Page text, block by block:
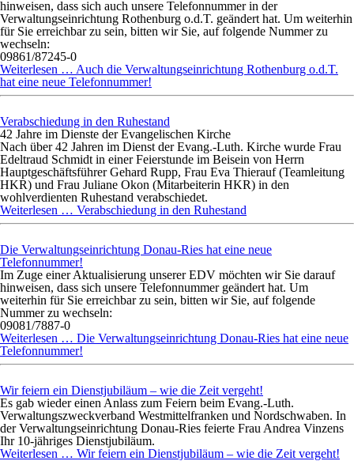
hinweisen, dass sich auch unsere Telefonnummer in der
Verwaltungseinrichtung Rothenburg o.d.T. geändert hat. Um weiterhin
für Sie erreichbar zu sein, bitten wir Sie, auf folgende Nummer zu
wechseln:
09861/87245-0
Weiterlesen … Auch die Verwaltungseinrichtung Rothenburg o.d.T.
hat eine neue Telefonnummer!
Verabschiedung in den Ruhestand
42 Jahre im Dienste der Evangelischen Kirche
Nach über 42 Jahren im Dienst der Evang.-Luth. Kirche wurde Frau
Edeltraud Schmidt in einer Feierstunde im Beisein von Herrn
Hauptgeschäftsführer Gehard Rupp, Frau Eva Thierauf (Teamleitung
HKR) und Frau Juliane Okon (Mitarbeiterin HKR) in den
wohlverdienten Ruhestand verabschiedet.
Weiterlesen … Verabschiedung in den Ruhestand
Die Verwaltungseinrichtung Donau-Ries hat eine neue
Telefonnummer!
Im Zuge einer Aktualisierung unserer EDV möchten wir Sie darauf
hinweisen, dass sich unsere Telefonnummer geändert hat. Um
weiterhin für Sie erreichbar zu sein, bitten wir Sie, auf folgende
Nummer zu wechseln:
09081/7887-0
Weiterlesen … Die Verwaltungseinrichtung Donau-Ries hat eine neue
Telefonnummer!
Wir feiern ein Dienstjubiläum – wie die Zeit vergeht!
Es gab wieder einen Anlass zum Feiern beim Evang.-Luth.
Verwaltungszweckverband Westmittelfranken und Nordschwaben. In
der Verwaltungseinrichtung Donau-Ries feierte Frau Andrea Vinzens
Ihr 10-jähriges Dienstjubiläum.
Weiterlesen … Wir feiern ein Dienstjubiläum – wie die Zeit vergeht!